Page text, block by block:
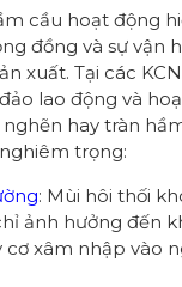
cầu hoạt động
đồng và sự vận
xuất. Tại các
lao động và
hay tràn
trọng:
: Mùi hôi thối
ảnh hưởng đến
xâm nhập vào